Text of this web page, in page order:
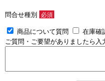
問合せ種別 必須
商品について質問 在庫確
ご質問・ご要望がありましたら入